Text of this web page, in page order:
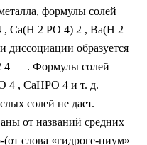
формулы солей
, Са(Н 2 РО 4) 2 , Ва(Н 2
диссоциации образуется
4 — . Формулы солей
4 , СаНРО 4 и т. д.
солей не дает.
от названий средних
слова «гидроге-ниум»